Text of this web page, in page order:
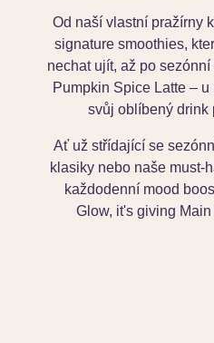
Od naší vlastní pražírny
signature smoothies,
nechat ujít, až po
Pumpkin Spice Latte –
svůj oblíbený drink
Ať už střídající se
klasiky nebo naše must-
každodenní mood
Glow, it's giving